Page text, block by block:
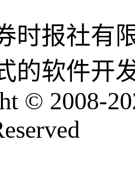
时报社有
的软件开
© 2008-